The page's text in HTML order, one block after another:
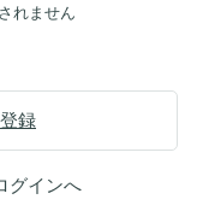
れません
録
グインへ